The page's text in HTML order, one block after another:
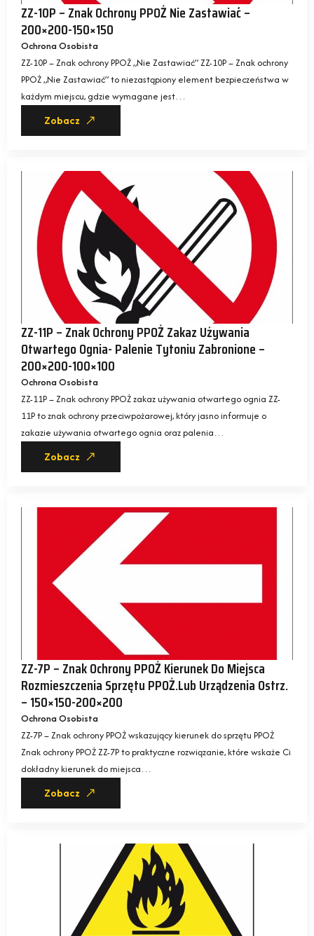
ZZ-10P – Znak Ochrony PPOŻ Nie Zastawiać –
200×200-150×150
Ochrona Osobista
ZZ-10P – Znak ochrony PPOŻ „Nie Zastawiać” ZZ-10P – Znak ochrony
PPOŻ „Nie Zastawiać” to niezastąpiony element bezpieczeństwa w
każdym miejscu, gdzie wymagane jest…
Zobacz
ZZ-11P – Znak Ochrony PPOŻ Zakaz Używania
Otwartego Ognia- Palenie Tytoniu Zabronione –
200×200-100×100
Ochrona Osobista
ZZ-11P – Znak ochrony PPOŻ zakaz używania otwartego ognia ZZ-
11P to znak ochrony przeciwpożarowej, który jasno informuje o
zakazie używania otwartego ognia oraz palenia…
Zobacz
ZZ-7P – Znak Ochrony PPOŻ Kierunek Do Miejsca
Rozmieszczenia Sprzętu PPOŻ.lub Urządzenia Ostrz.
– 150×150-200×200
Ochrona Osobista
ZZ-7P – Znak ochrony PPOŻ wskazujący kierunek do sprzętu PPOŻ
Znak ochrony PPOŻ ZZ-7P to praktyczne rozwiązanie, które wskaże Ci
dokładny kierunek do miejsca…
Zobacz